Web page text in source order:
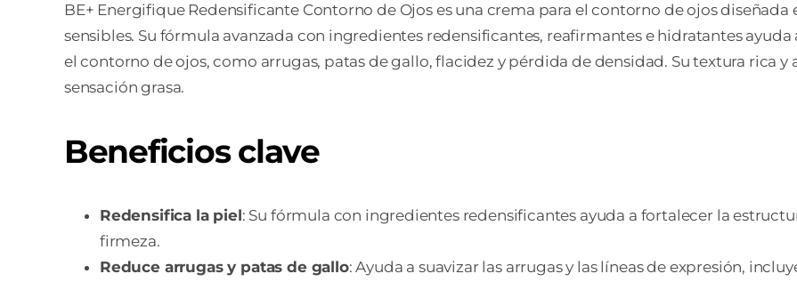
15
ML
BE+ Energifique Redensificante Contorno de Ojos es una crema para el contorno de ojos
sensibles. Su fórmula avanzada con ingredientes redensificantes, reafirmantes e hidratantes
el contorno de ojos, como arrugas, patas de gallo, flacidez y pérdida de densidad. Su textura rica
sensación grasa.
Beneficios clave
Redensifica la piel: Su fórmula con ingredientes redensificantes ayuda a fortalecer la
firmeza.
Reduce arrugas y patas de gallo: Ayuda a suavizar las arrugas y las líneas de expresión,